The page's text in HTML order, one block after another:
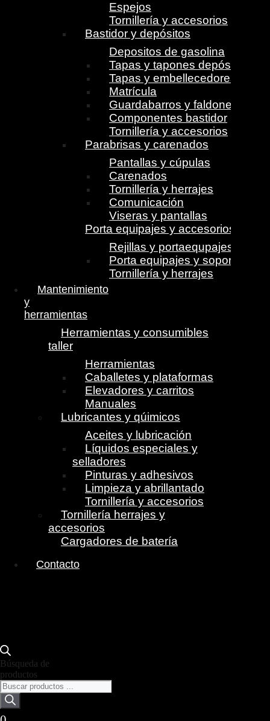
Espejos
Tornillería y accesorios
Bastidor y depósitos
Depositos de gasolina
Tapas y tapones depósito
Tapas y embellecedores
Matrícula
Guardabarros y faldones
Componentes bastidor
Tornillería y accesorios
Parabrisas y carenados
Pantallas y cúpulas
Carenados
Tornillería y herrajes
Comunicación
Viseras y pantallas
Porta equipajes y accesorios
Rejillas y portaequpajes
Porta equipajes y soportes
Tornillería y herrajes
Mantenimiento
y
herramientas
Herramientas y consumibles
taller
Herramientas
Caballetes y plataformas
Elevadores y carritos
Manuales
Lubricantes y qúimicos
Aceites y lubricación
Líquidos especiales y
selladores
Pinturas y adhesivos
Limpieza y abrillantado
Tornillería y accesorios
Tornillería herrajes y
accesorios
Cargadores de batería
Contacto
Búsqueda de
productos